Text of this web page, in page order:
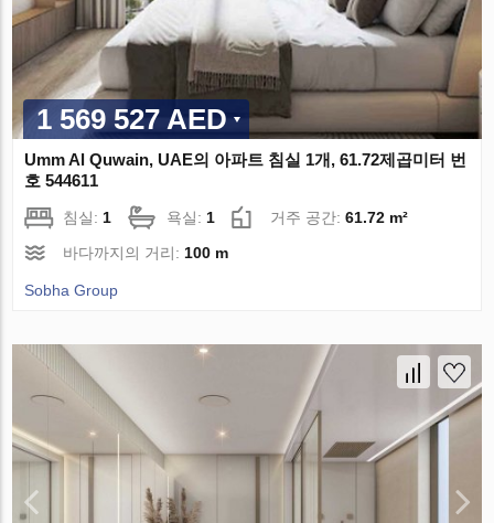
1 569 527 AED
Umm Al Quwain, UAE의 아파트 침실 1개, 61.72제곱미터 번
호 544611
침실: 1 욕실: 1 거주 공간:61.72 m²
바다까지의 거리: 100 m
Sobha Group